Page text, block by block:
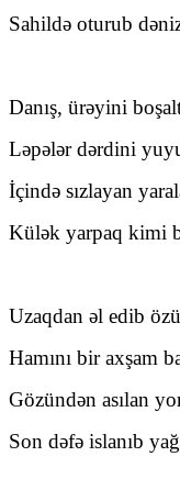
Sahildə oturub
Danış, ürəyini
Ləpələr dərdini
İçində sızlayan
Külək yarpaq kimi
Uzaqdan əl edib
Hamını bir axşam
Gözündən asılan
Son dəfə islanıb